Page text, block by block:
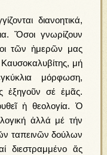
διανοητικά,
Ὅσοι γνωρίζουν
τῶν ἡμερῶν μας
Καυσοκαλυβίτης, μή
μόρφωση,
ἐξηγοῦν σέ ἐμᾶς.
ἡ θεολογία. Ὁ
ἀλλά μέ τήν
ταπεινῶν δούλων
διεστραμμένο ἄς